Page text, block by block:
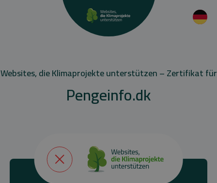
Websites, die Klimaprojekte unterstützen – Zertifikat für
Pengeinfo.dk